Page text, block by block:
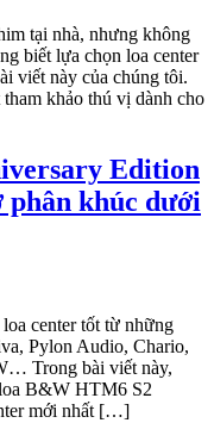
tại nhà, nhưng không
biết lựa chọn loa center
viết này của chúng tôi.
khảo thú vị dành cho
Edition
phân khúc dưới
center tốt từ những
Pylon Audio, Chario,
Trong bài viết này,
B&W HTM6 S2
mới nhất […]